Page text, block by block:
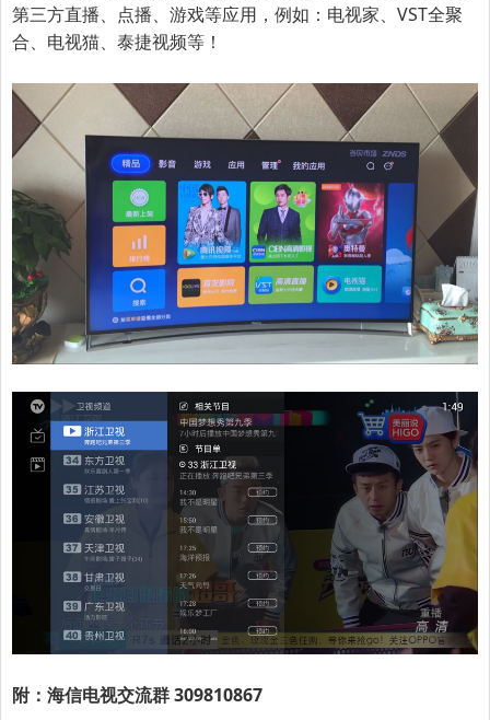
第三方直播、点播、游戏等应用，例如：电视家、VST全聚
合、电视猫、泰捷视频等！
附：海信电视交流群 309810867